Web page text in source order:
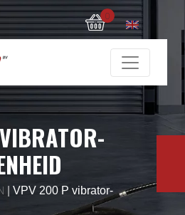
0
VPV 200 P vibrator-